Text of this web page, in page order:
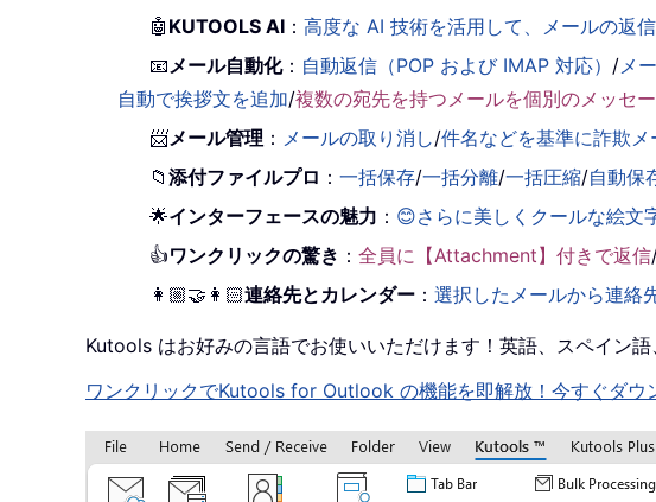
🤖 KUTOOLS AI ：高度な AI 技術を活用して、メールの返
📧メール自動化： 自動返信（POP および IMAP 対応） /メ
自動で挨拶文を追加/複数の宛先を持つメールを個別のメッセ
📨メール管理 ： メールの取り消し/件名などを基準に詐欺メ
📁添付ファイルプロ ：一括保存/一括分離/一括圧縮/自動保
🌟インターフェースの魅力 ： 😊さらに美しくクールな絵文
👍ワンクリックの驚き ：全員に【Attachment】付きで返信
👩🏼‍🤝‍👩🏻連絡先とカレンダー ：選択したメールから連絡
Kutools はお好みの言語でお使いいただけます！英語、スペイン
ワンクリックでKutools for Outlook の機能を即解放！今すぐダウ